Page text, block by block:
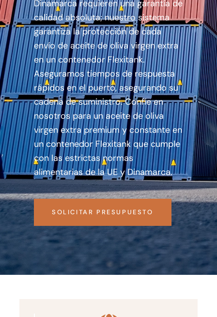
Dinamarca requieren una garantía de
calidad absoluta; nuestro sistema
garantiza la protección de cada
envío de aceite de oliva virgen extra
en un contenedor Flexitank.
Aseguramos tiempos de respuesta
rápidos en el puerto, asegurando su
cadena de suministro. Confíe en
nosotros para un aceite de oliva
virgen extra premium y constante en
un contenedor Flexitank que cumple
con las estrictas normas
alimentarias de la UE y Dinamarca.
SOLICITAR PRESUPUESTO